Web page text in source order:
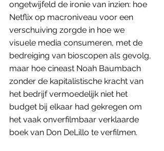
ongetwijfeld de ironie van inzien: hoe
Netflix op macroniveau voor een
verschuiving zorgde in hoe we
visuele media consumeren, met de
bedreiging van bioscopen als gevolg,
maar hoe cineast Noah Baumbach
zonder de kapitalistische kracht van
het bedrijf vermoedelijk niet het
budget bij elkaar had gekregen om
het vaak onverfilmbaar verklaarde
boek van Don DeLillo te verfilmen.